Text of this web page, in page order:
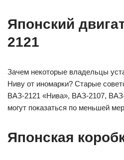
Японский
2121
Зачем некоторые владельцы
Ниву от иномарки? Старые
ВАЗ-2121 «Нива», ВАЗ-2107,
могут показаться по меньшей
Японская